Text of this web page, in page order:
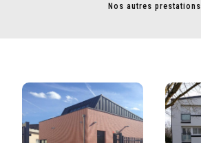
Nos autres prestations